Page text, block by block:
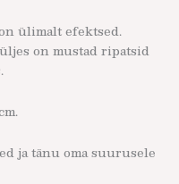
ülimalt efektsed.
on mustad ripatsid
ja tänu oma suurusele